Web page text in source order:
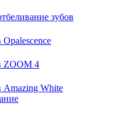
зубов
ZOOM 4
Amazing White